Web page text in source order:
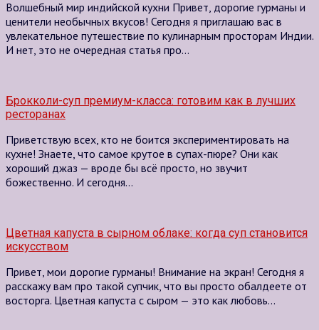
Волшебный мир индийской кухни Привет, дорогие гурманы и
ценители необычных вкусов! Сегодня я приглашаю вас в
увлекательное путешествие по кулинарным просторам Индии.
И нет, это не очередная статья про…
Брокколи-суп премиум-класса: готовим как в лучших
ресторанах
Приветствую всех, кто не боится экспериментировать на
кухне! Знаете, что самое крутое в супах-пюре? Они как
хороший джаз — вроде бы всё просто, но звучит
божественно. И сегодня…
Цветная капуста в сырном облаке: когда суп становится
искусством
Привет, мои дорогие гурманы! Внимание на экран! Сегодня я
расскажу вам про такой супчик, что вы просто обалдеете от
восторга. Цветная капуста с сыром — это как любовь…